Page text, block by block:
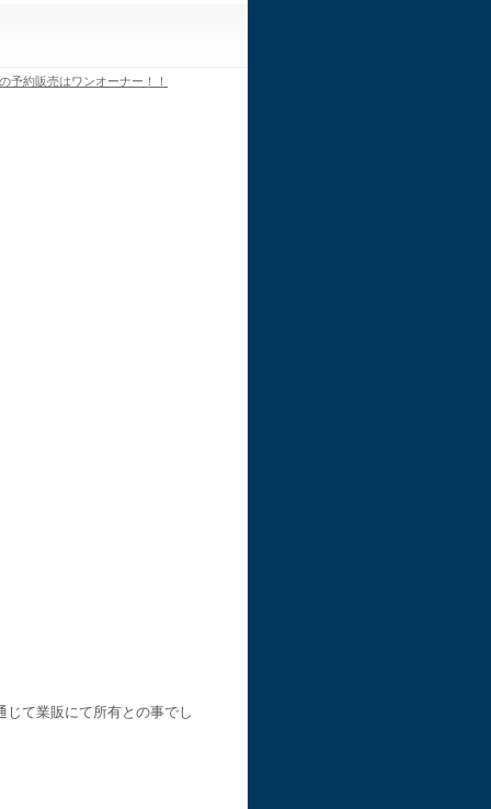
約販売はワンオーナー！！
て業販にて所有との事でし